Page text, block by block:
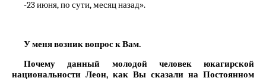
-23 июня, по сути, месяц назад».
У меня возник вопрос к Вам.
Почему данный молодой человек юкагирской
национальности Леон, как Вы сказали на Постоянном